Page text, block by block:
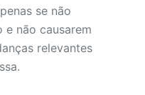
se não
não causarem
relevantes